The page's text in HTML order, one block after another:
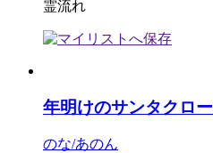
霊流れ
年明けのサンタクロ
のな/あのん